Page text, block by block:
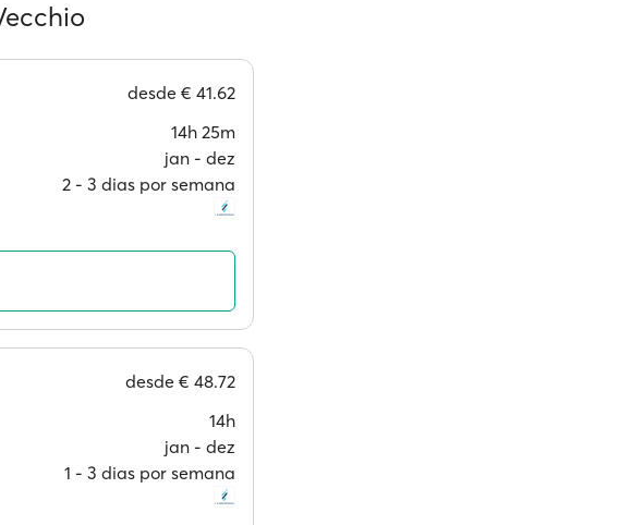
desde € 41.62
14h 25m
jan ‐ dez
2 ‐ 3 dias por semana
desde € 48.72
14h
jan ‐ dez
1 ‐ 3 dias por semana